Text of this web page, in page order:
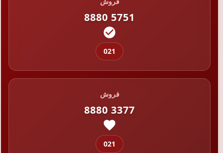
8880 5751
021
فروش
8880 3377
021